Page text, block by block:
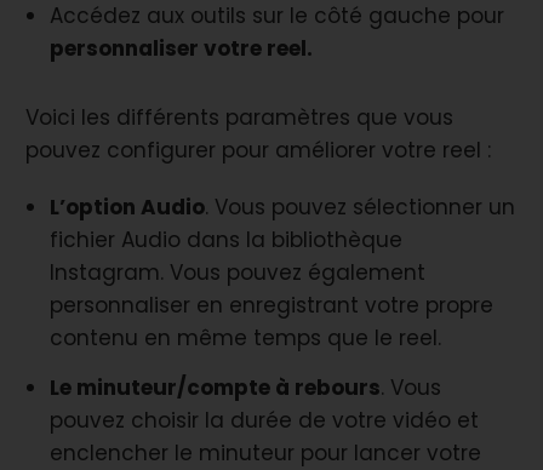
Accédez aux outils sur le côté gauche pour
personnaliser votre reel.
Voici les différents paramètres que vous
pouvez configurer pour améliorer votre reel :
L’option Audio. Vous pouvez sélectionner un
fichier Audio dans la bibliothèque
Instagram. Vous pouvez également
personnaliser en enregistrant votre propre
contenu en même temps que le reel.
Le minuteur/compte à rebours. Vous
pouvez choisir la durée de votre vidéo et
enclencher le minuteur pour lancer votre